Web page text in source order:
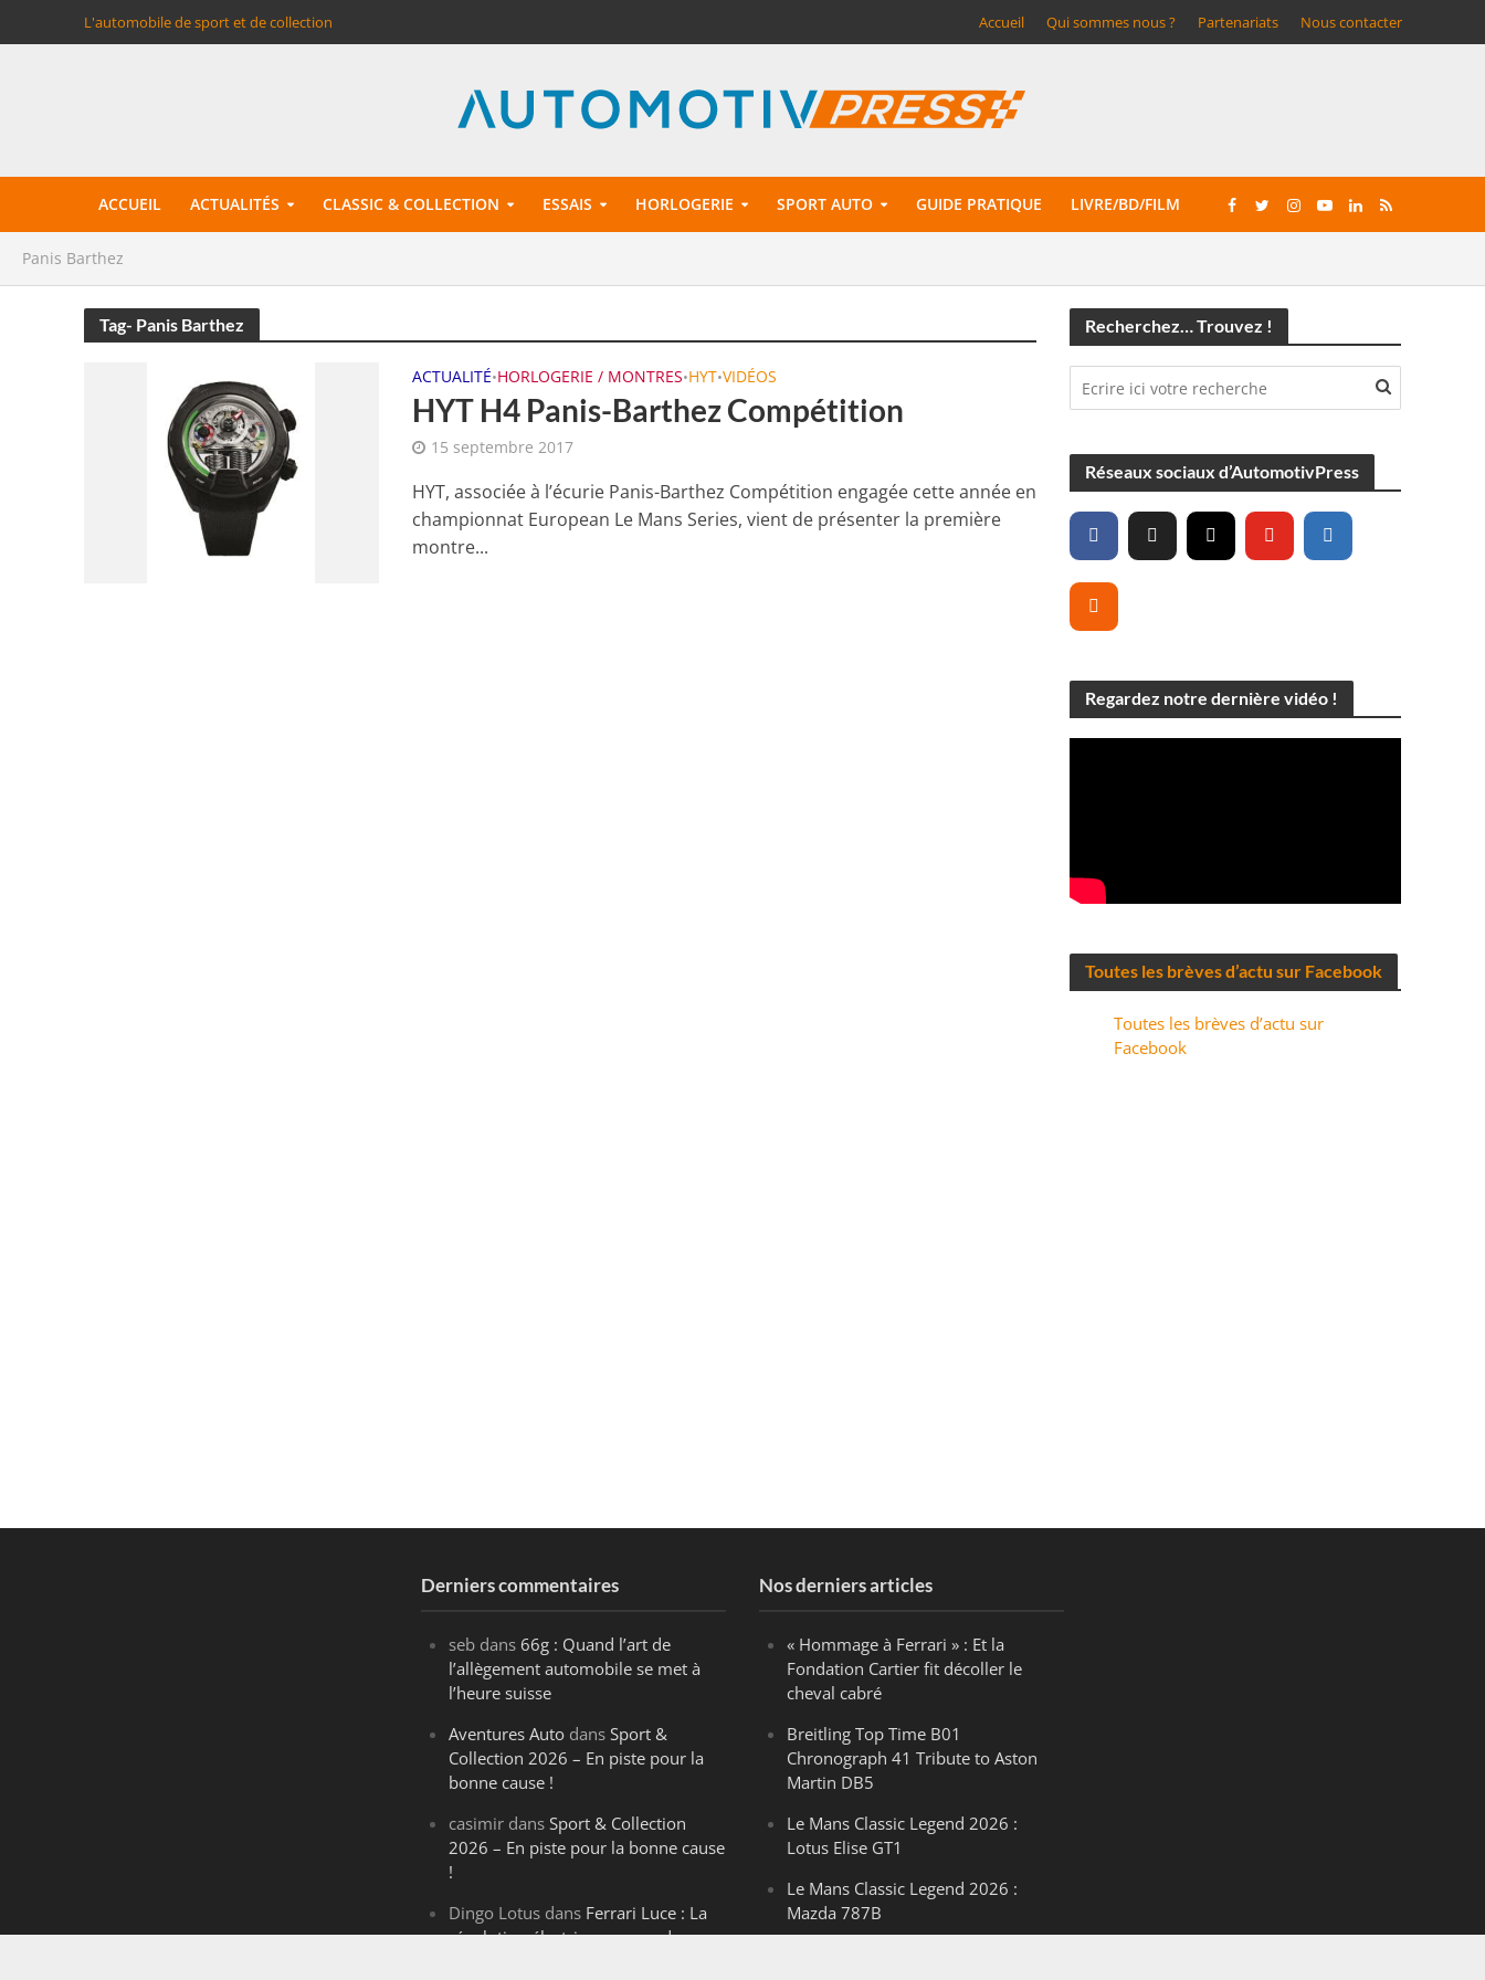
L'automobile de sport et de collection Accueil Qui sommes nous ? Partenariats Nous contacter
ACCUEIL ACTUALITÉS CLASSIC & COLLECTION ESSAIS HORLOGERIE SPORT AUTO GUIDE PRATIQUE LIVRE/BD/FILM
Panis Barthez
Tag- Panis Barthez
ACTUALITÉ•HORLOGERIE / MONTRES•HYT•VIDÉOS
HYT H4 Panis-Barthez Compétition
15 septembre 2017
HYT, associée à l’écurie Panis-Barthez Compétition engagée cette année en
championnat European Le Mans Series, vient de présenter la première
montre...
Recherchez… Trouvez !
Réseaux sociaux d’AutomotivPress
Regardez notre dernière vidéo !
Toutes les brèves d’actu sur Facebook
Toutes les brèves d’actu sur
Facebook
Derniers commentaires
seb dans66g : Quand l’art de
l’allègement automobile se met à
l’heure suisse
Aventures Auto dansSport &
Collection 2026 – En piste pour la
bonne cause !
casimir dansSport & Collection
2026 – En piste pour la bonne cause
!
Dingo Lotus dans Ferrari Luce : La
révolution électrique venue de
Nos derniers articles
« Hommage à Ferrari » : Et la
Fondation Cartier fit décoller le
cheval cabré
Breitling Top Time B01
Chronograph 41 Tribute to Aston
Martin DB5
Le Mans Classic Legend 2026 :
Lotus Elise GT1
Le Mans Classic Legend 2026 :
Mazda 787B